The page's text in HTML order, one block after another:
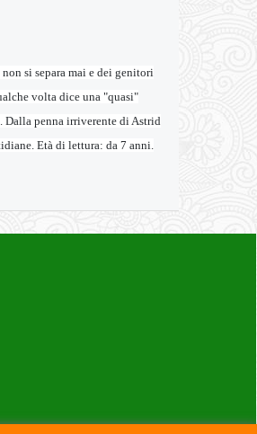
si separa mai e dei genitori
volta dice una "quasi"
Dalla penna irriverente di Astrid
Età di lettura: da 7 anni.